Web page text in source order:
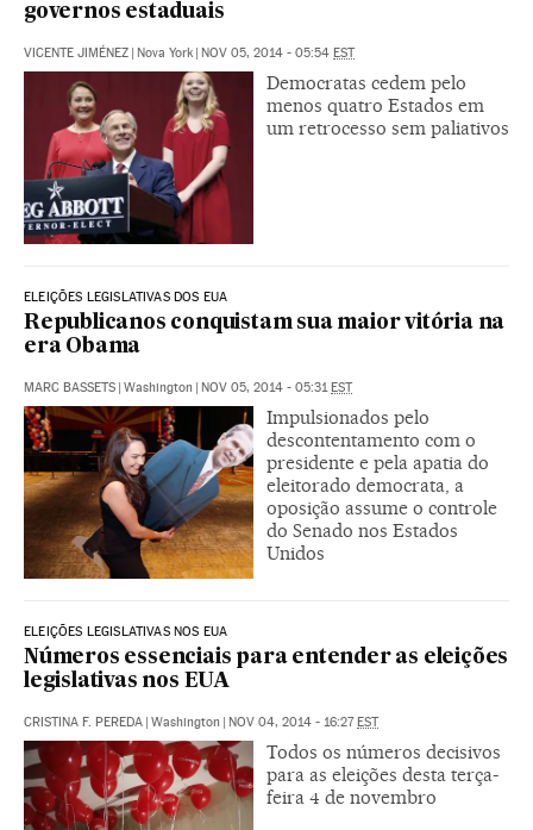
governos estaduais
VICENTE JIMÉNEZ | Nova York | NOV 05, 2014 - 05:54 EST
Democratas cedem pelo
menos quatro Estados em
um retrocesso sem paliativos
ELEIÇÕES LEGISLATIVAS DOS EUA
Republicanos conquistam sua maior vitória na
era Obama
MARC BASSETS | Washington | NOV 05, 2014 - 05:31EST
Impulsionados pelo
descontentamento com o
presidente e pela apatia do
eleitorado democrata, a
oposição assume o controle
do Senado nos Estados
Unidos
ELEIÇÕES LEGISLATIVAS NOS EUA
Números essenciais para entender as eleições
legislativas nos EUA
CRISTINA F. PEREDA | Washington | NOV 04, 2014 - 16:27EST
Todos os números decisivos
para as eleições desta terça-
feira 4 de novembro